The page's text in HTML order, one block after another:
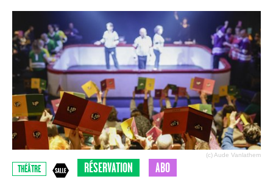
(c) Aude Vanlathem
THÉÂTRE RÉSERVATION ABO